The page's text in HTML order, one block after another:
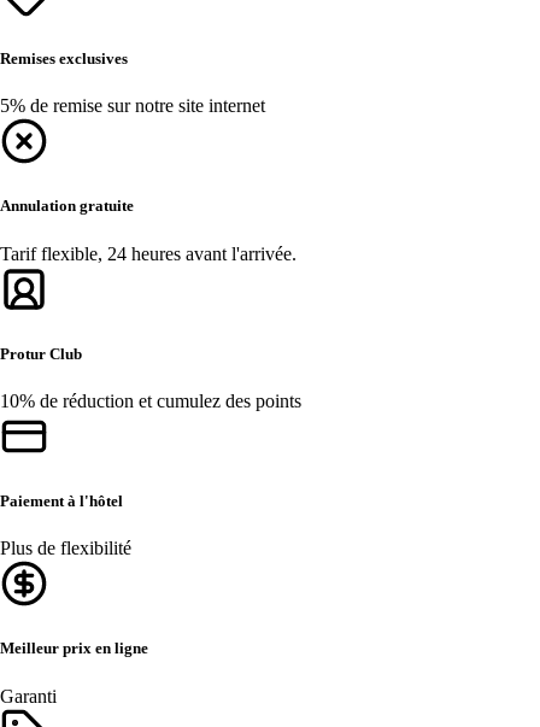
Remises exclusives
5% de remise sur notre site internet
Annulation gratuite
Tarif flexible, 24 heures avant l'arrivée.
Protur Club
10% de réduction et cumulez des points
Paiement à l'hôtel
Plus de flexibilité
Meilleur prix en ligne
Garanti